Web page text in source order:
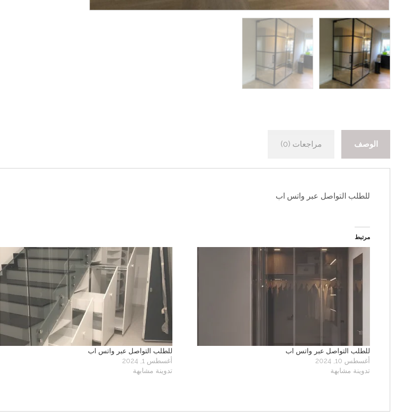
الوصف مراجعات (0)
للطلب التواصل عبر واتس اب
مرتبط
للطلب التواصل عبر واتس اب
أغسطس 10, 2024
تدوينة مشابهة
للطلب التواصل عبر واتس اب
أغسطس 1, 2024
تدوينة مشابهة